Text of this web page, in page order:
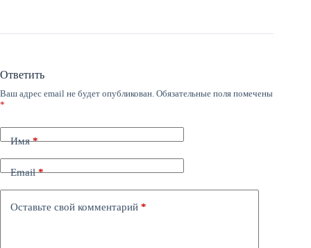
Ответить
Ваш адрес email не будет опубликован. Обязательные поля помечены
*
Имя*
Email*
Оставьте свой комментарий *